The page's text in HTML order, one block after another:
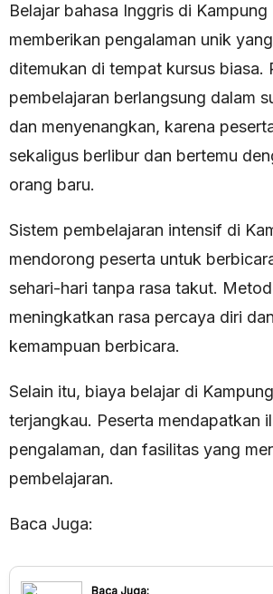
Belajar bahasa Inggris di Kampung
memberikan pengalaman unik
ditemukan di tempat kursus biasa.
pembelajaran berlangsung dalam
dan menyenangkan, karena
sekaligus berlibur dan bertemu
orang baru.
Sistem pembelajaran intensif di
mendorong peserta untuk
sehari-hari tanpa rasa takut.
meningkatkan rasa percaya diri
kemampuan berbicara.
Selain itu, biaya belajar di
terjangkau. Peserta mendapatkan
pengalaman, dan fasilitas yang
pembelajaran.
Baca Juga:
Baca Juga: